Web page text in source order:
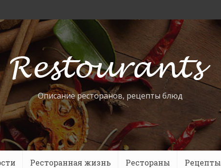
Описание ресторанов, рецепты блюд
Ресторанная жизнь Рестораны Рецепты